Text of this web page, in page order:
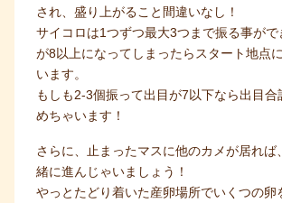
され、盛り上がること間違いなし！
サイコロは1つずつ最大3つまで振る事が
が8以上になってしまったらスタート地点
います。
もしも2-3個振って出目が7以下なら出目合
めちゃいます！
さらに、止まったマスに他のカメが居れば
緒に進んじゃいましょう！
やっとたどり着いた産卵場所でいくつの卵